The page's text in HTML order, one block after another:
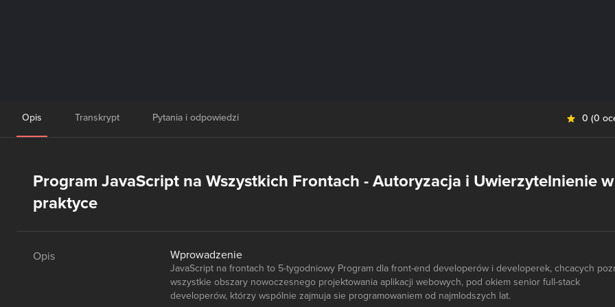
Opis Transkrypt Pytania i odpowiedzi 0 (0
Program JavaScript na Wszystkich Frontach - Autoryzacja i Uwierzytelnienie w
praktyce
Opis Wprowadzenie
JavaScript na frontach to 5-tygodniowy Program dla front-end developerów i developerek, chcacych
wszystkie obszary nowoczesnego projektowania aplikacji webowych, pod okiem senior full-stack
developerów, którzy wspólnie zajmuja sie programowaniem od najmlodszych lat.